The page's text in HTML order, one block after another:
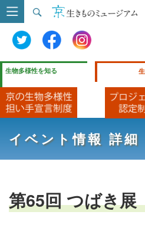
生物多様性を知る
イベント情報 詳細
第65回 つばき展